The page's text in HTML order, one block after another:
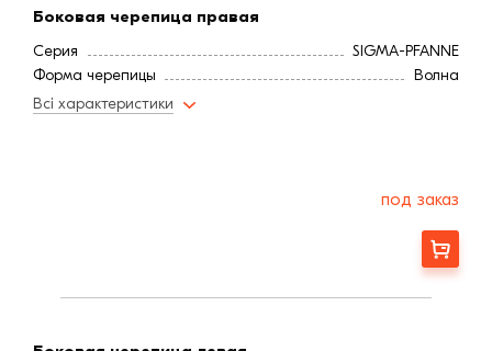
Боковая черепица правая
Серия
SIGMA-PFANNE
Форма черепицы
Волна
Всі характеристики
под заказ
Заказать